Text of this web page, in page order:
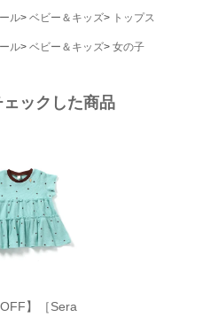
ル ベビー＆キッズ トップス
ル ベビー＆キッズ 女の子
ックした商品
OFF】［Sera